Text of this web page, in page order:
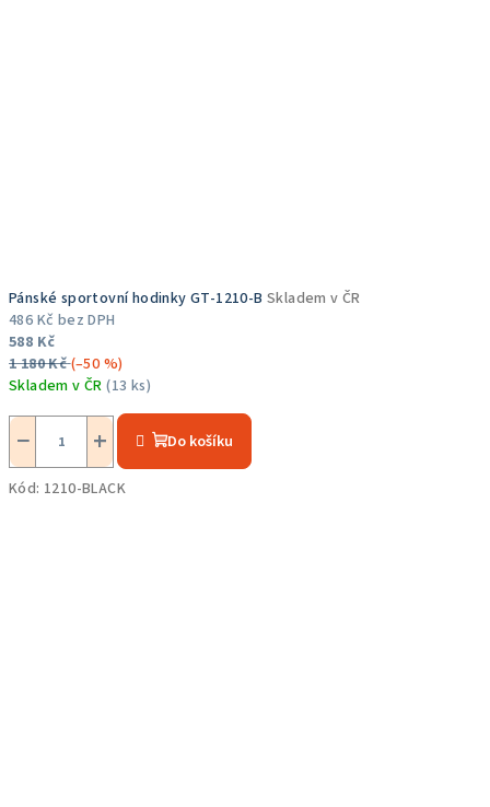
Pánské sportovní hodinky GT-1210-B Skladem v ČR
486 Kč bez DPH
588 Kč
1 180 Kč(–50 %)
Skladem v ČR(13 ks)
hodnocení
produktu
je
5,0
+
− Do košíku
Kód: 1210-BLACK